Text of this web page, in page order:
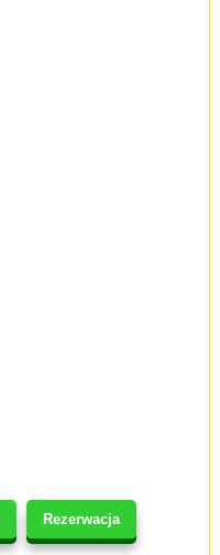
Rezerwacja